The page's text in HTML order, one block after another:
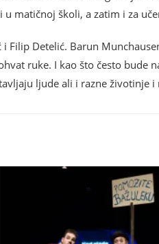
matičnoj školi, a zatim i za
Filip Detelić. Barun
ruke. I kao što često
ljude ali i razne životinje